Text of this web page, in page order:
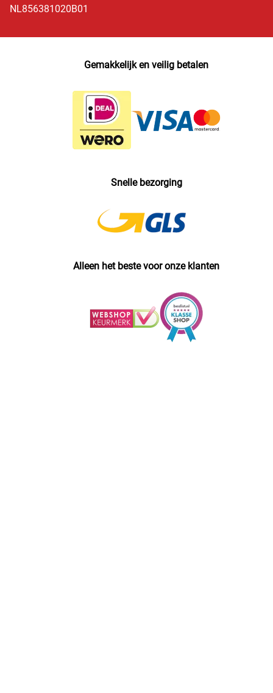
NL856381020B01
Gemakkelijk en veilig betalen
Snelle bezorging
Alleen het beste voor onze klanten